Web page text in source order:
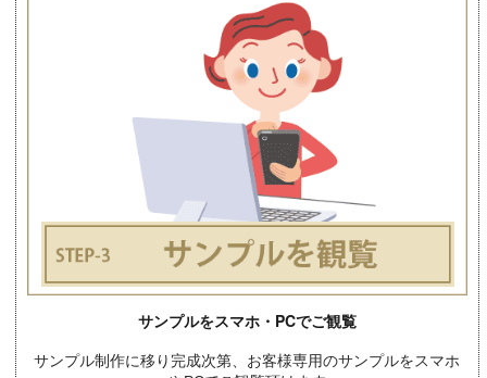
サンプルをスマホ・PCでご観覧
サンプル制作に移り完成次第、お客様専用のサンプルをスマホ